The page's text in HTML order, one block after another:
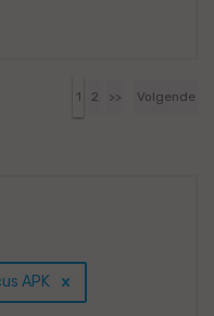
1 2 >> Volgende
APK